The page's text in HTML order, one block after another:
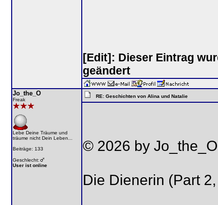
[Edit]: Dieser Eintrag
geändert
Jo_the_O
Freak
Lebe Deine Träume und
träume nicht Dein Leben...
Beiträge: 133
Geschlecht:
User ist online
RE: Geschichten von Alina und Natalie
© 2026 by Jo_the_O
Die Dienerin (Part